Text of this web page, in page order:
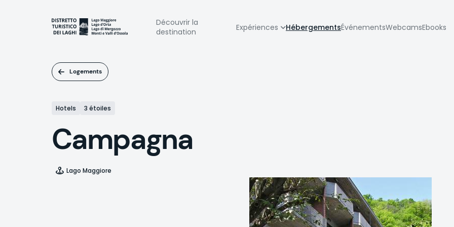
Navigazione
Découvrir la
destination
Expériences HébergementsÉvénementsWebcamsEbooks
Logements
Hotels 3 étoiles
Campagna
Lago Maggiore